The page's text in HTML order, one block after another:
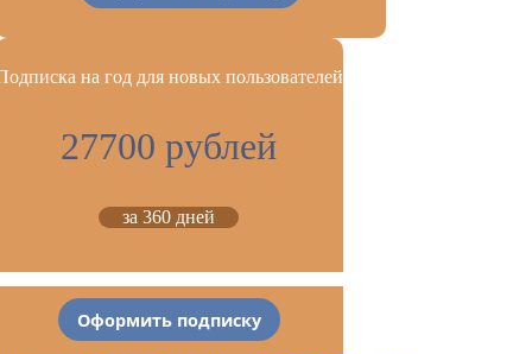
на год для новых пользователей
27700 рублей
за 360 дней
Оформить подписку